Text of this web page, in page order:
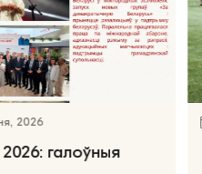
2026
галоўныя